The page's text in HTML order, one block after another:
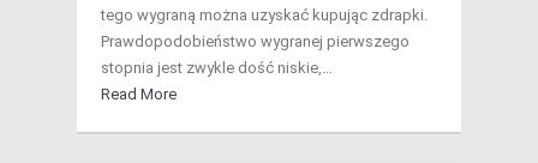
tego wygraną można uzyskać kupując zdrapki.
Prawdopodobieństwo wygranej pierwszego
stopnia jest zwykle dość niskie,…
Read More